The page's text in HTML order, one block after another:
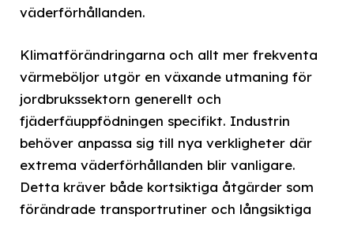
väderförhållanden.
Klimatförändringarna och allt mer frekventa
värmeböljor utgör en växande utmaning för
jordbrukssektorn generellt och
fjäderfäuppfödningen specifikt. Industrin
behöver anpassa sig till nya verkligheter där
extrema väderförhållanden blir vanligare.
Detta kräver både kortsiktiga åtgärder som
förändrade transportrutiner och långsiktiga